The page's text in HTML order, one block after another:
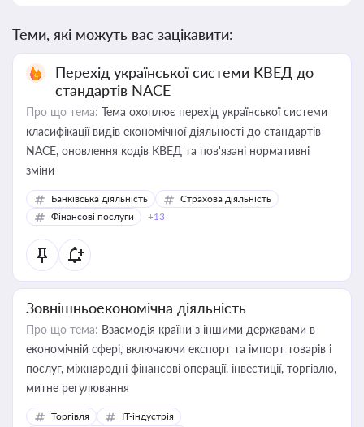
Теми, які можуть вас зацікавити:
Перехід української системи КВЕД до
стандартів NACE
Про що тема: Тема охоплює перехід української системи
класифікації видів економічної діяльності до стандартів
NACE, оновлення кодів КВЕД та пов'язані нормативні
зміни
Банківська діяльність
Страхова діяльність
Фінансові послуги
+13
Зовнішньоекономічна діяльність
Про що тема: Взаємодія країни з іншими державами в
економічній сфері, включаючи експорт та імпорт товарів і
послуг, міжнародні фінансові операції, інвестиції, торгівлю,
митне регулювання
Торгівля
IT-індустрія